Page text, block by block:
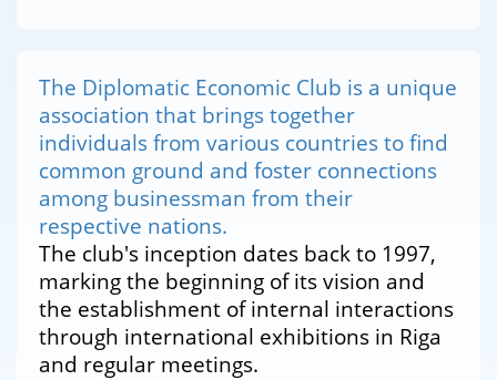
The Diplomatic Economic Club is a unique
association that brings together
individuals from various countries to find
common ground and foster connections
among businessman from their
respective nations.
The club's inception dates back to 1997,
marking the beginning of its vision and
the establishment of internal interactions
through international exhibitions in Riga
and regular meetings.